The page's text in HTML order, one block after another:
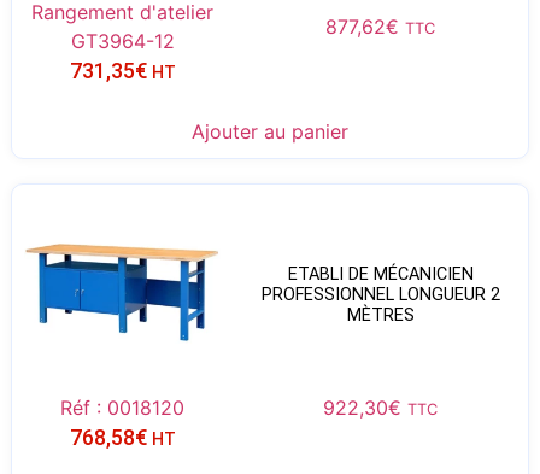
Rangement d'atelier
GT3964-12
877,62€ TTC
731,35€ HT
Ajouter au panier
ETABLI DE MÉCANICIEN
PROFESSIONNEL LONGUEUR 2
MÈTRES
Réf : 0018120 922,30€ TTC
768,58€ HT